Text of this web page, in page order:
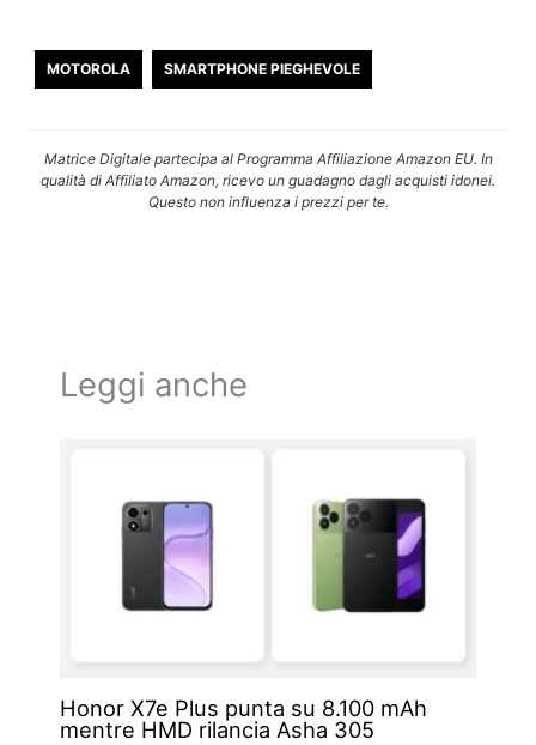
MOTOROLA SMARTPHONE PIEGHEVOLE
Matrice Digitale partecipa al Programma Affiliazione Amazon EU. In
qualità di Affiliato Amazon, ricevo un guadagno dagli acquisti idonei.
Questo non influenza i prezzi per te.
Leggi anche
Honor X7e Plus punta su 8.100 mAh
mentre HMD rilancia Asha 305